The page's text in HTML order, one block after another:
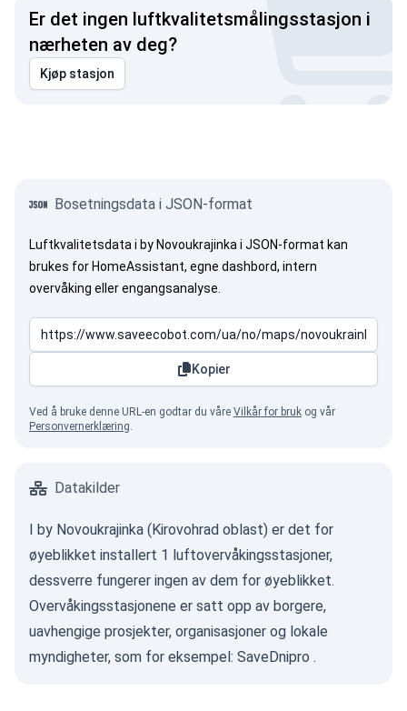
Er det ingen luftkvalitetsmålingsstasjon i
nærheten av deg?
Kjøp stasjon
Bosetningsdata i JSON-format
Luftkvalitetsdata i by Novoukrajinka i JSON-format kan
brukes for HomeAssistant, egne dashbord, intern
overvåking eller engangsanalyse.
Kopier
Ved å bruke denne URL-en godtar du våre Vilkår for bruk og vår
Personvernerklæring.
Datakilder
I by Novoukrajinka (Kirovohrad oblast) er det for
øyeblikket installert 1 luftovervåkingsstasjoner,
dessverre fungerer ingen av dem for øyeblikket.
Overvåkingsstasjonene er satt opp av borgere,
uavhengige prosjekter, organisasjoner og lokale
myndigheter, som for eksempel: SaveDnipro .